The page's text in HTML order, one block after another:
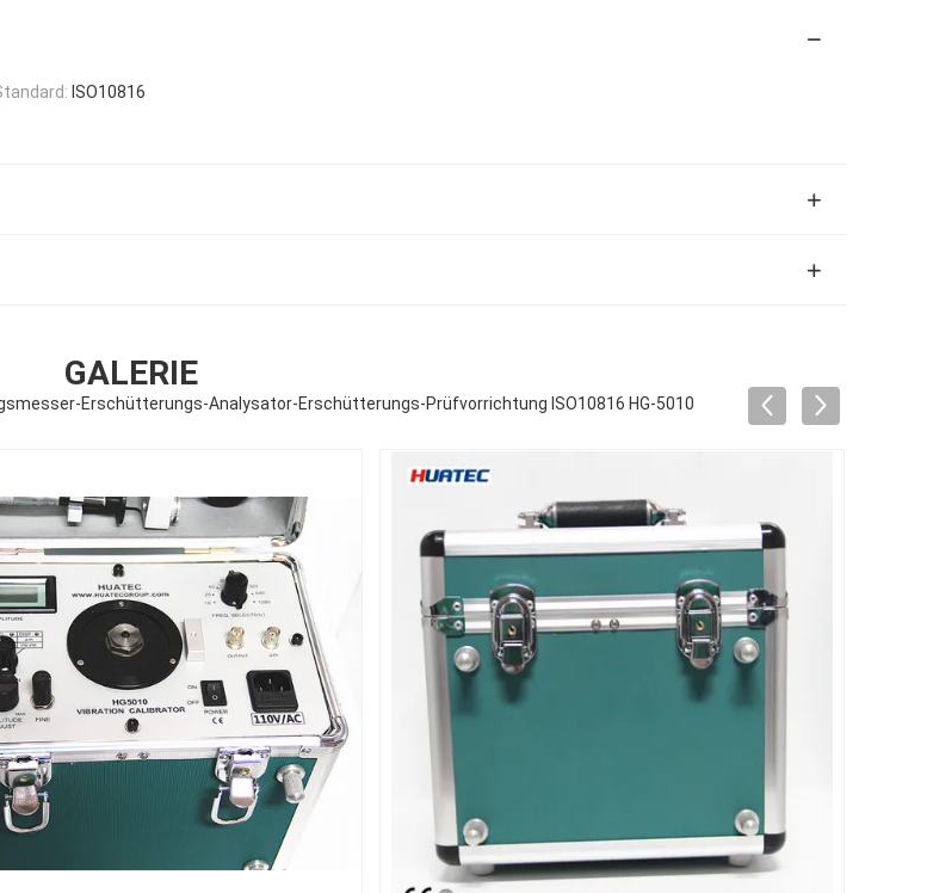
ISO10816
GALERIE
Erschütterungs-Analysator-Erschütterungs-Prüfvorrichtung ISO10816 HG-5010